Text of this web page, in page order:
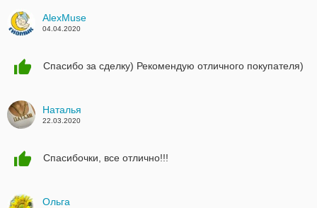
AlexMuse
04.04.2020
Спасибо за сделку) Рекомендую отличного покупателя)
Наталья
22.03.2020
Спасибочки, все отлично!!!
Ольга